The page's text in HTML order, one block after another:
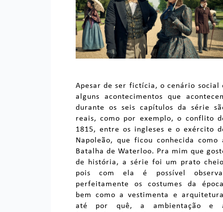
Apesar de ser fictícia, o cenário social
alguns acontecimentos que
durante os seis capítulos da série
reais, como por exemplo, o conflito
1815, entre os ingleses e o exército
Napoleão, que ficou conhecida como
Batalha de Waterloo. Pra mim que
de história, a série foi um prato
pois com ela é possível
perfeitamente os costumes da
bem como a vestimenta e
até por quê, a ambientação e